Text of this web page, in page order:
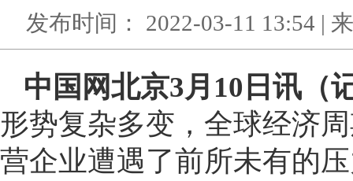
发布时间： 2022-03-11 13:54 |
中国网北京3月10日讯（
形势复杂多变，全球经济
营企业遭遇了前所未有的